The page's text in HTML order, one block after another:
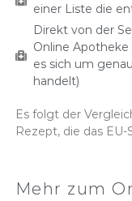
einer Liste die
Direkt von der
Online
es sich um
handelt)
Es folgt der
Rezept, die das
Mehr zum